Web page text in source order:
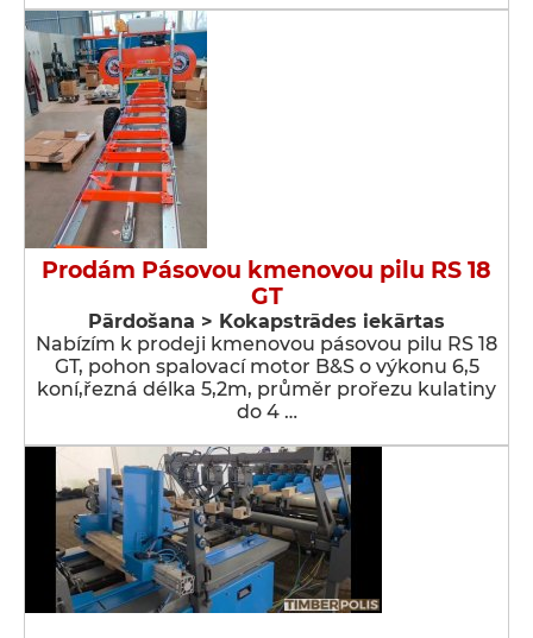
Prodám Pásovou kmenovou pilu RS 18
GT
Pārdošana > Kokapstrādes iekārtas
Nabízím k prodeji kmenovou pásovou pilu RS 18
GT, pohon spalovací motor B&S o výkonu 6,5
koní,řezná délka 5,2m, průměr prořezu kulatiny
do 4 …